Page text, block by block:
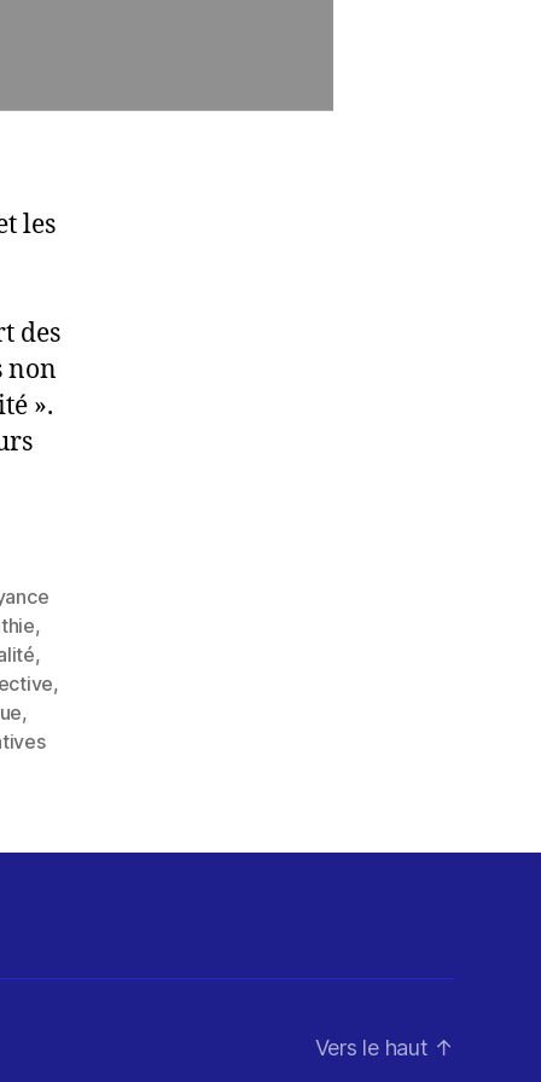
les
des
non
».
,
,
,
,
Vers le haut ↑